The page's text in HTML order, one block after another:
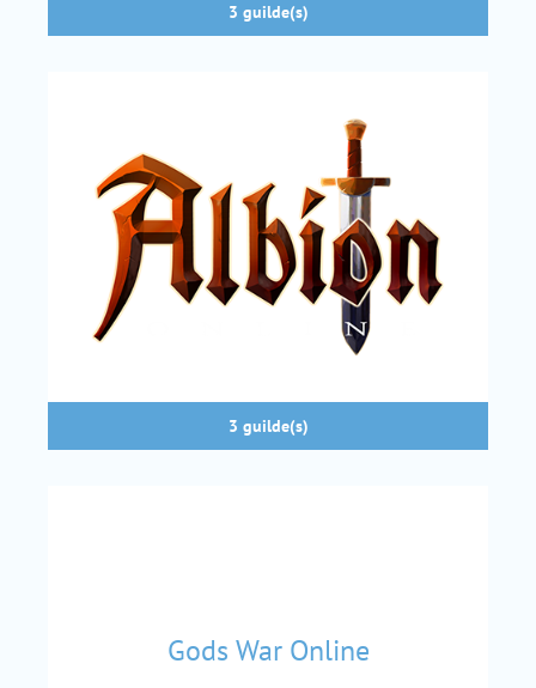
3 guilde(s)
3 guilde(s)
Gods War Online